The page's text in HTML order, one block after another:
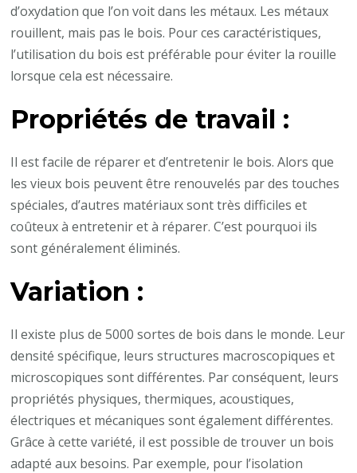
d’oxydation que l’on voit dans les métaux. Les métaux
rouillent, mais pas le bois. Pour ces caractéristiques,
l’utilisation du bois est préférable pour éviter la rouille
lorsque cela est nécessaire.
Propriétés de travail :
Il est facile de réparer et d’entretenir le bois. Alors que
les vieux bois peuvent être renouvelés par des touches
spéciales, d’autres matériaux sont très difficiles et
coûteux à entretenir et à réparer. C’est pourquoi ils
sont généralement éliminés.
Variation :
Il existe plus de 5000 sortes de bois dans le monde. Leur
densité spécifique, leurs structures macroscopiques et
microscopiques sont différentes. Par conséquent, leurs
propriétés physiques, thermiques, acoustiques,
électriques et mécaniques sont également différentes.
Grâce à cette variété, il est possible de trouver un bois
adapté aux besoins. Par exemple, pour l’isolation